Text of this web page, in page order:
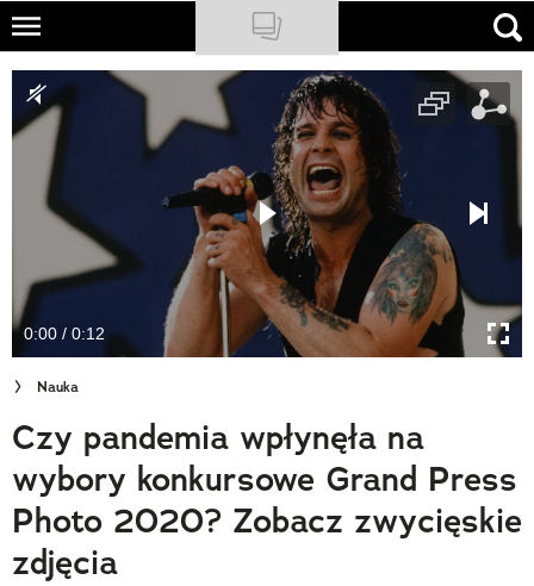
Skip
main
content
NATIONAL GEOGRAPHIC
TRAVELER
PODCASTY
Newsletter
Cuda Polski
Wielki Konkurs Fotograficzny
Trendbook Podróżniczy
Polecane
0:00 / 0:12
Nauka
Czy pandemia wpłynęła na
wybory konkursowe Grand Press
Photo 2020? Zobacz zwycięskie
zdjęcia